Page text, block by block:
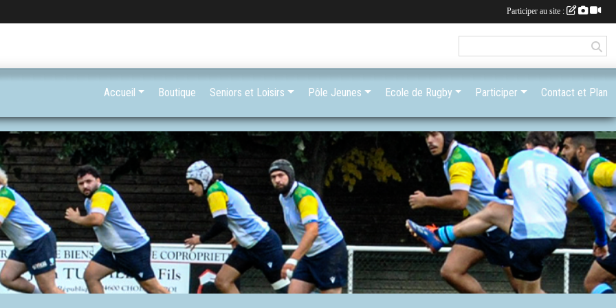
Accueil Boutique Seniors et Loisirs Pôle Jeunes Ecole de Rugby Participer Contact et Plan
Participer au site :